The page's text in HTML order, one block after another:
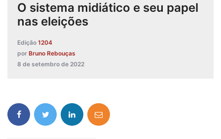
O sistema midiático e seu papel
nas eleições
Edição 1204
por Bruno Rebouças
8 de setembro de 2022